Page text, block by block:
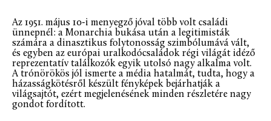
Az 1951. május 10-i menyegző jóval több volt családi
ünnepnél: a Monarchia bukása után a legitimisták
számára a dinasztikus folytonosság szimbólumává vált,
és egyben az európai uralkodócsaládok régi világát idéző
reprezentatív találkozók egyik utolsó nagy alkalma volt.
A trónörökös jól ismerte a média hatalmát, tudta, hogy a
házasságkötésről készült fényképek bejárhatják a
világsajtót, ezért megjelenésének minden részletére nagy
gondot fordított.